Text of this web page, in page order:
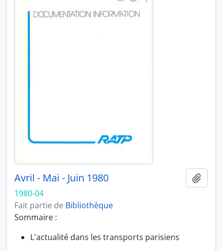
Avril - Mai - Juin 1980
1980-04
Fait partie de Bibliothèque
Sommaire :
L'actualité dans les transports parisiens